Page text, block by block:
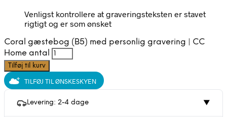
Venligst kontrollere at graveringsteksten er stavet
rigtigt og er som ønsket
Coral gæstebog (B5) med personlig gravering | CC
Home antal
Tilføj til kurv
TILFØJ TIL ØNSKESKYEN
Levering: 2-4 dage ▼